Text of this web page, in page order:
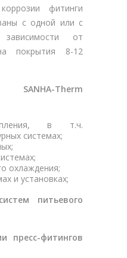
фитинги
с одной или с
от
покрытия 8-12
Therm
в т.ч.
системах;
охлаждения;
и установках;
питьевого
пресс-фитингов